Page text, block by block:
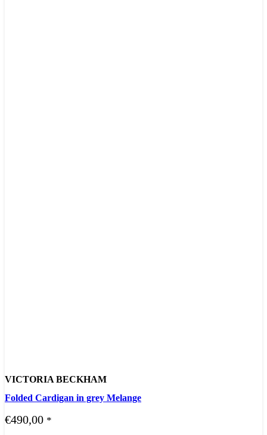
VICTORIA BECKHAM
Folded Cardigan in grey Melange
€490,00 *